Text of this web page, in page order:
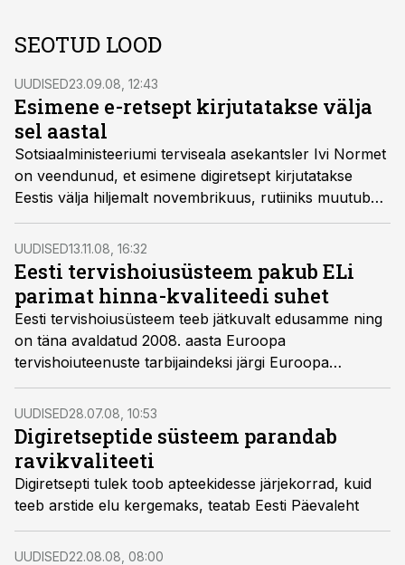
SEOTUD LOOD
UUDISED23.09.08, 12:43
Esimene e-retsept kirjutatakse välja
sel aastal
Sotsiaalministeeriumi terviseala asekantsler Ivi Normet
on veendunud, et esimene digiretsept kirjutatakse
Eestis välja hiljemalt novembrikuus, rutiiniks muutub
see järgmisel aastal.
UUDISED13.11.08, 16:32
Eesti tervishoiusüsteem pakub ELi
parimat hinna-kvaliteedi suhet
Eesti tervishoiusüsteem teeb jätkuvalt edusamme ning
on täna avaldatud 2008. aasta Euroopa
tervishoiuteenuste tarbijaindeksi järgi Euroopa
patsiendisõbralikemate tervishoiusüsteemide pingereas
11. kohal. Selle tulemusega asetub Eesti kohe
Prantsusmaa järele, edestades muu hulgas Belgiat,
Ühendkuningriiki, Hispaaniat ja Itaaliat.
UUDISED28.07.08, 10:53
Digiretseptide süsteem parandab
ravikvaliteeti
Digiretsepti tulek toob apteekidesse järjekorrad, kuid
teeb arstide elu kergemaks, teatab Eesti Päevaleht
UUDISED22.08.08, 08:00